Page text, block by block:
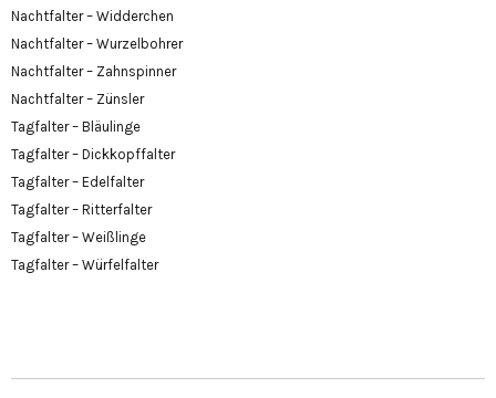
Nachtfalter – Widderchen
Nachtfalter – Wurzelbohrer
Nachtfalter – Zahnspinner
Nachtfalter – Zünsler
Tagfalter – Bläulinge
Tagfalter – Dickkopffalter
Tagfalter – Edelfalter
Tagfalter – Ritterfalter
Tagfalter – Weißlinge
Tagfalter – Würfelfalter